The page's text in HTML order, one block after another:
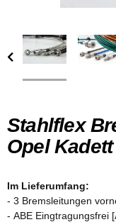
Stahlflex
Opel
Im Lieferumfang:
- 3 Bremsleitungen
- ABE Eingtragungsfrei